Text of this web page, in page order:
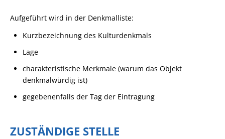
Aufgeführt wird in der Denkmalliste:
Kurzbezeichnung des Kulturdenkmals
Lage
charakteristische Merkmale (warum das Objekt
denkmalwürdig ist)
gegebenenfalls der Tag der Eintragung
ZUSTÄNDIGE STELLE